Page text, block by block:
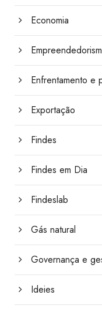
Economia
Enfrentamento e
Exportação
Findes
Findes em Dia
Findeslab
Gás natural
Governança e
Ideies